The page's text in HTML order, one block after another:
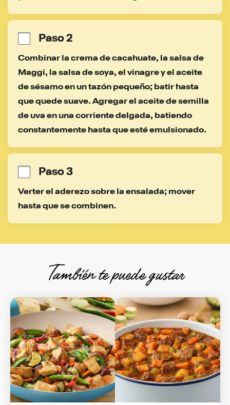
Paso 2
Combinar la crema de cacahuate, la salsa de
Maggi, la salsa de soya, el vinagre y el aceite
de sésamo en un tazón pequeño; batir hasta
que quede suave. Agregar el aceite de semilla
de uva en una corriente delgada, batiendo
constantemente hasta que esté emulsionado.
Paso 3
Verter el aderezo sobre la ensalada; mover
hasta que se combinen.
También te puede gustar